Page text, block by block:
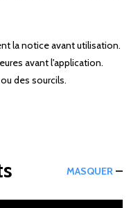
la notice avant utilisation.
avant l'application.
des sourcils.
MASQUER